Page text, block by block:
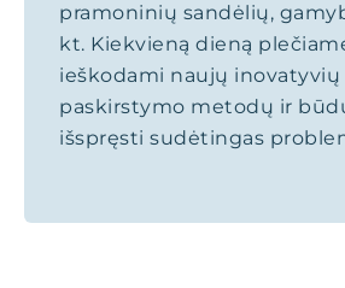
pramoninių sandėlių,
kt. Kiekvieną dieną
ieškodami naujų inovatyvių
paskirstymo metodų ir
išspręsti sudėtingas